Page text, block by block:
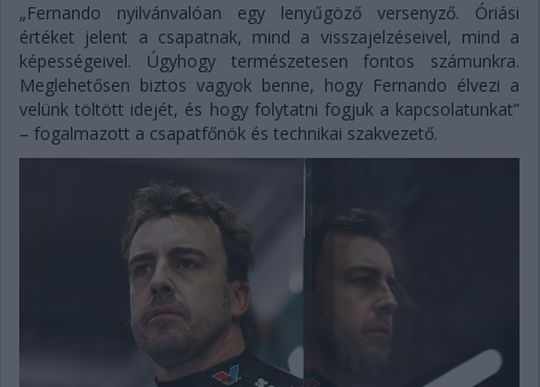
„Fernando nyilvánvalóan egy lenyűgöző versenyző. Óriási
értéket jelent a csapatnak, mind a visszajelzéseivel, mind a
képességeivel. Úgyhogy természetesen fontos számunkra.
Meglehetősen biztos vagyok benne, hogy Fernando élvezi a
velünk töltött idejét, és hogy folytatni fogjuk a kapcsolatunkat”
– fogalmazott a csapatfőnök és technikai szakvezető.